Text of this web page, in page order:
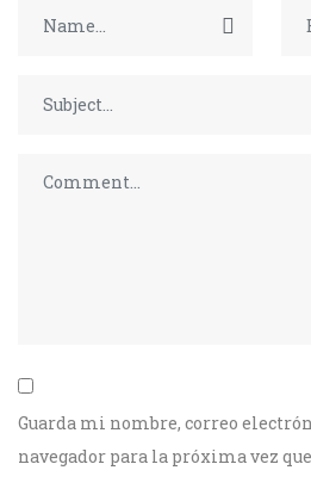
Guarda mi nombre, correo
navegador para la próxima vez